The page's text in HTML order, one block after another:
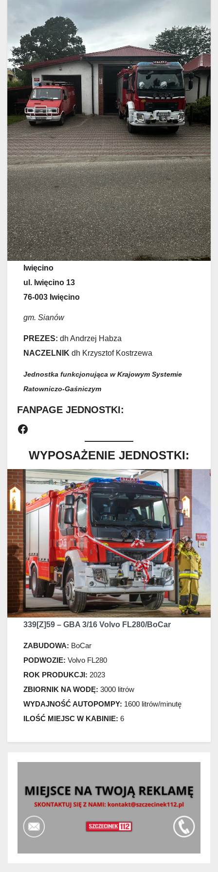
Iwięcino
ul. Iwięcino 13
76-003 Iwięcino
gm. Sianów
PREZES:dh Andrzej Habza
NACZELNIK dh Krzysztof Kostrzewa
Jednostka funkcjonująca w Krajowym Systemie
Ratowniczo-Gaśniczym
FANPAGE JEDNOSTKI:
Facebook
WYPOSAŻENIE JEDNOSTKI:
339[Z]59 – GBA 3/16 Volvo FL280/BoCar
ZABUDOWA: BoCar
PODWOZIE: Volvo FL280
ROK PRODUKCJI: 2023
ZBIORNIK NA WODĘ: 3000 litrów
WYDAJNOŚĆ AUTOPOMPY: 1600 litrów/minutę
ILOŚĆ MIEJSC W KABINIE: 6